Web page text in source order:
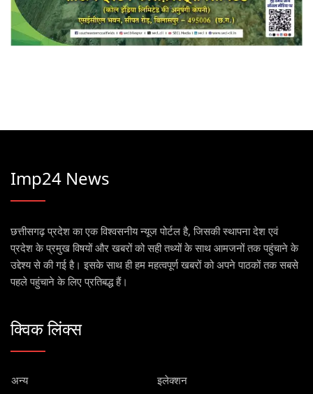
Imp24 News
छत्तीसगढ़ प्रदेश का एक विश्वसनीय न्यूज पोर्टल है, जिसकी स्थापना देश एवं
प्रदेश के प्रमुख विषयों और खबरों को सही तथ्यों के साथ आमजनों तक पहुंचाने के
उद्देश्य से की गई है। इसके साथ ही हम महत्वपूर्ण खबरों को अपने पाठकों तक सबसे
पहले पहुंचाने के लिए प्रतिबद्ध हैं।
क्विक लिंक्स
अन्य
इलेक्शन